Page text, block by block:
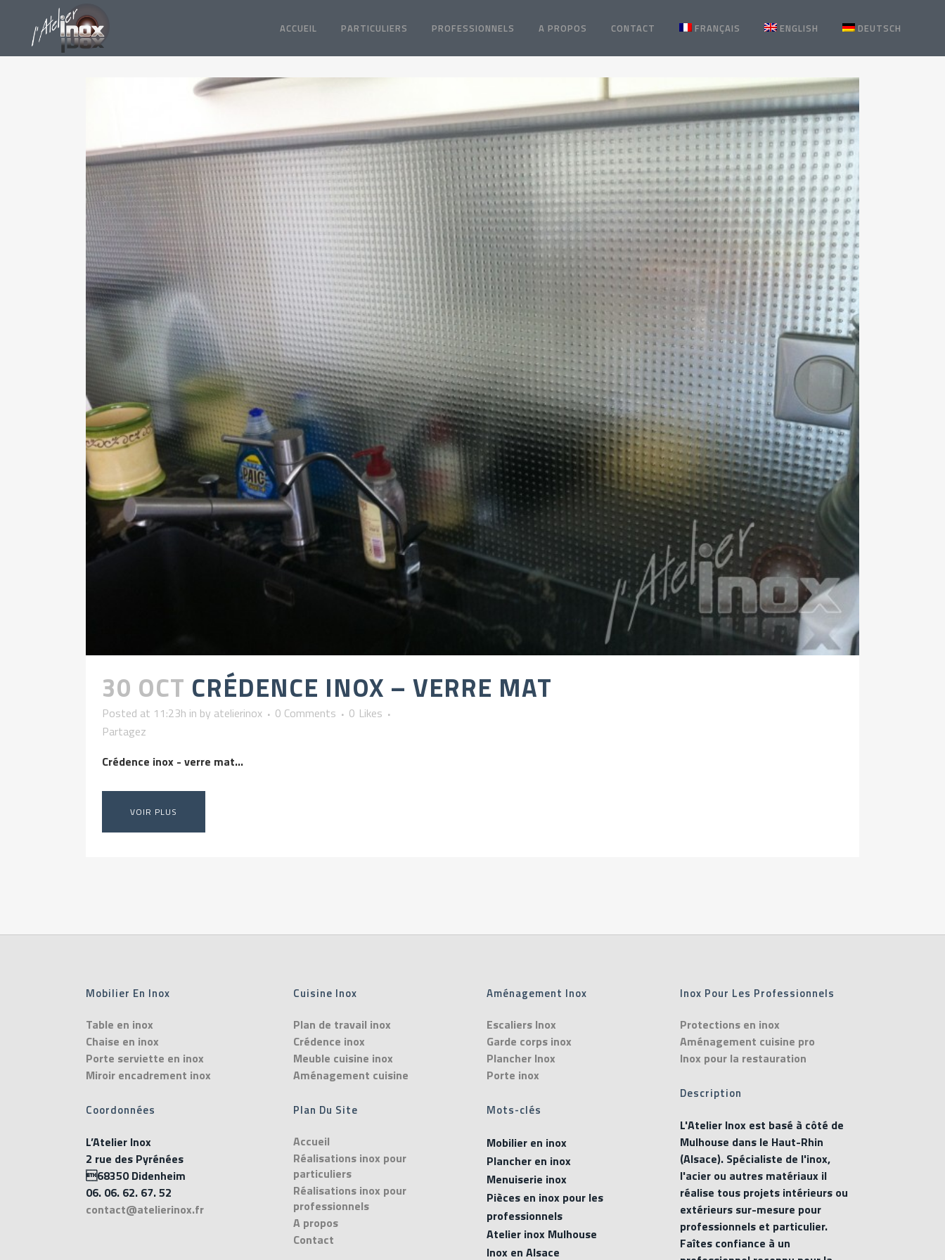
ACCUEIL PARTICULIERS PROFESSIONNELS A PROPOS CONTACT FRANÇAIS ENGLISH DEUTSCH
30 OCT CRÉDENCE INOX – VERRE MAT
Posted at 11:23h in by atelierinox 0 Comments 0 Likes
Partagez
Crédence inox - verre mat...
VOIR PLUS
Mobilier En Inox
Table en inox
Chaise en inox
Porte serviette en inox
Miroir encadrement inox
Coordonnées
L’Atelier Inox
2 rue des Pyrénées
68350 Didenheim
06. 06. 62. 67. 52
contact@atelierinox.fr
Cuisine Inox
Plan de travail inox
Crédence inox
Meuble cuisine inox
Aménagement cuisine
Plan Du Site
Accueil
Réalisations inox pour
particuliers
Réalisations inox pour
professionnels
A propos
Contact
Aménagement Inox
Escaliers Inox
Garde corps inox
Plancher Inox
Porte inox
Mots-clés
Mobilier en inox
Plancher en inox
Menuiserie inox
Pièces en inox pour les
professionnels
Atelier inox Mulhouse
Inox en Alsace
Inox Pour Les Professionnels
Protections en inox
Aménagement cuisine pro
Inox pour la restauration
Description
L'Atelier Inox est basé à côté de
Mulhouse dans le Haut-Rhin
(Alsace). Spécialiste de l'inox,
l'acier ou autres matériaux il
réalise tous projets intérieurs ou
extérieurs sur-mesure pour
professionnels et particulier.
Faîtes confiance à un